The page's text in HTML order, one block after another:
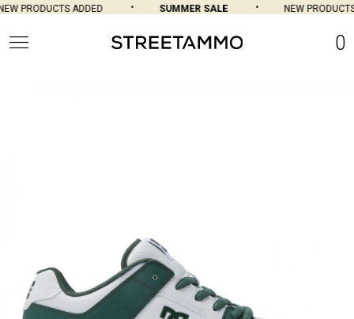
PRODUCTS ADDED SUMMER SALE NEW
0